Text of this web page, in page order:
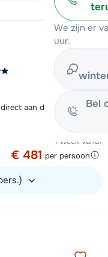
We zijn er
uur.
Bel
aan de piste gelegen
Aanbieding
1 week vanaf
€ 481 per persoon